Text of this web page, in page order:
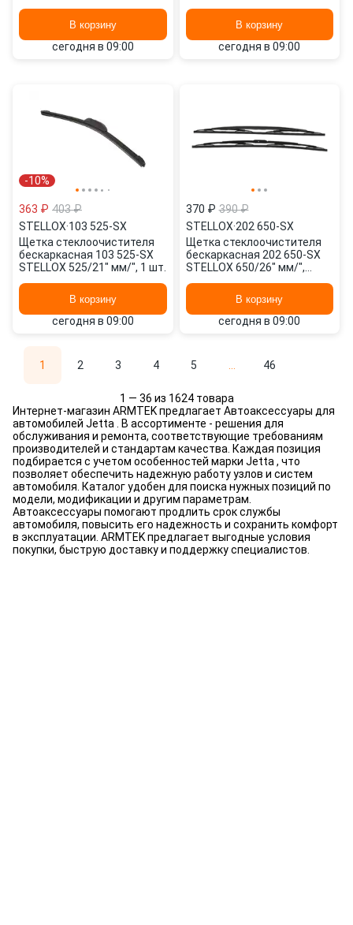
В корзину
сегодня в 09:00
В корзину
сегодня в 09:00
-10%
363 ₽ 403 ₽
STELLOX·103 525-SX
Щетка стеклоочистителя
бескаркасная 103 525-SX
STELLOX 525/21" мм/", 1 шт.
В корзину
сегодня в 09:00
370 ₽ 390 ₽
STELLOX·202 650-SX
Щетка стеклоочистителя
бескаркасная 202 650-SX
STELLOX 650/26" мм/",
В корзину
сегодня в 09:00
1 2 3 4 5 46
1 — 36 из 1624 товара
Интернет-магазин ARMTEK предлагает Автоаксессуары для
автомобилей Jetta . В ассортименте - решения для
обслуживания и ремонта, соответствующие требованиям
производителей и стандартам качества. Каждая позиция
подбирается с учетом особенностей марки Jetta , что
позволяет обеспечить надежную работу узлов и систем
автомобиля. Каталог удобен для поиска нужных позиций по
модели, модификации и другим параметрам.
Автоаксессуары помогают продлить срок службы
автомобиля, повысить его надежность и сохранить комфорт
в эксплуатации. ARMTEK предлагает выгодные условия
покупки, быструю доставку и поддержку специалистов.